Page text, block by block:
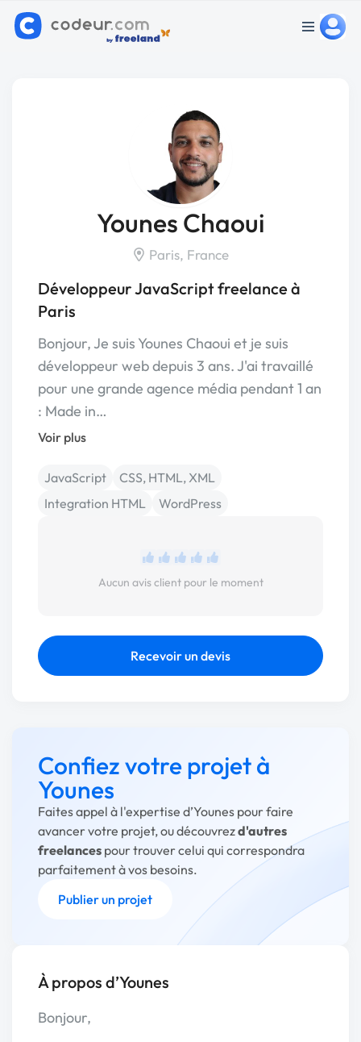
Younes Chaoui
Paris, France
Développeur JavaScript freelance à
Paris
Bonjour, Je suis Younes Chaoui et je suis
développeur web depuis 3 ans. J'ai travaillé
pour une grande agence média pendant 1 an
: Made in…
Voir plus
JavaScript
CSS, HTML, XML
Integration HTML
WordPress
Aucun avis client pour le moment
Recevoir un devis
Confiez votre projet à
Younes
Faites appel à l'expertise d’Younes pour faire
avancer votre projet, ou découvrezd'autres
freelances pour trouver celui qui correspondra
parfaitement à vos besoins.
Publier un projet
À propos d’Younes
Bonjour,